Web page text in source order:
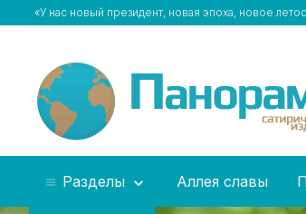
«У нас новый президент, новая эпоха, новое
Разделы Аллея славы